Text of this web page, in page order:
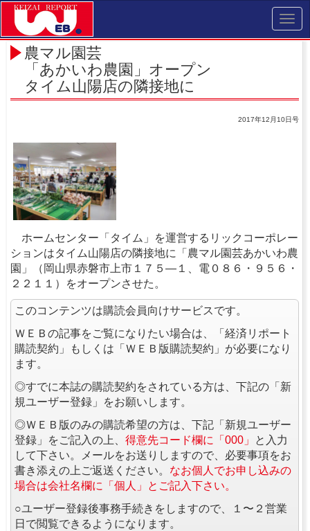
農マル園芸
「あかいわ農園」オープン
タイム山陽店の隣接地に
2017年12月10日号
ホームセンター「タイム」を運営するリックコーポレー
ションはタイム山陽店の隣接地に「農マル園芸あかいわ農
園」（岡山県赤磐市上市１７５―１、電０８６・９５６・
２２１１）をオープンさせた。
このコンテンツは購読会員向けサービスです。
ＷＥＢの記事をご覧になりたい場合は、「経済リポート
購読契約」もしくは「ＷＥＢ版購読契約」が必要になり
ます。
◎すでに本誌の購読契約をされている方は、下記の「新
規ユーザー登録」をお願いします。
◎ＷＥＢ版のみの購読希望の方は、下記「新規ユーザー
登録」をご記入の上、 得意先コード欄に「000」
と入力
して下さい。メールをお送りしますので、必要事項をお
書き添えの上ご返送ください。 なお個人でお申し込みの
場合は会社名欄に「個人」とご記入下さい。
○ユーザー登録後事務手続きをしますので、１〜２営業
日で閲覧できるようになります。